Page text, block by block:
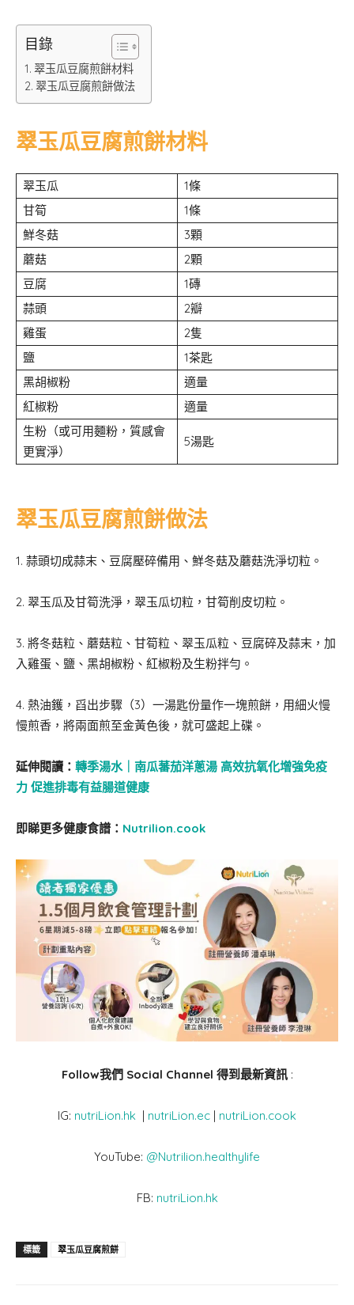
目錄
翠玉瓜豆腐煎餅材料
翠玉瓜豆腐煎餅做法
翠玉瓜豆腐煎餅材料
翠玉瓜
1條
甘筍
1條
鮮冬菇
3顆
蘑菇
2顆
豆腐
1磚
蒜頭
2瓣
雞蛋
2隻
鹽
1茶匙
黑胡椒粉
適量
紅椒粉
適量
生粉（或可用麵粉，質感會
更實淨）
5湯匙
翠玉瓜豆腐煎餅做法
1. 蒜頭切成蒜末、豆腐壓碎備用、鮮冬菇及蘑菇洗淨切粒。
2. 翠玉瓜及甘筍洗淨，翠玉瓜切粒，甘筍削皮切粒。
3. 將冬菇粒、蘑菇粒、甘筍粒、翠玉瓜粒、豆腐碎及蒜末，加
入雞蛋、鹽、黑胡椒粉、紅椒粉及生粉拌勻。
4. 熱油鑊，舀出步驟（3）一湯匙份量作一塊煎餅，用細火慢
慢煎香，將兩面煎至金黃色後，就可盛起上碟。
延伸閱讀： 轉季湯水｜南瓜蕃茄洋蔥湯 高效抗氧化增強免疫
力 促進排毒有益腸道健康
即睇更多健康食譜： Nutrilion.cook
Follow我們 Social Channel 得到最新資訊:
IG: nutriLion.hk | nutriLion.ec | nutriLion.cook
YouTube: @Nutrilion.healthylife
FB: nutriLion.hk
標籤 翠玉瓜豆腐煎餅